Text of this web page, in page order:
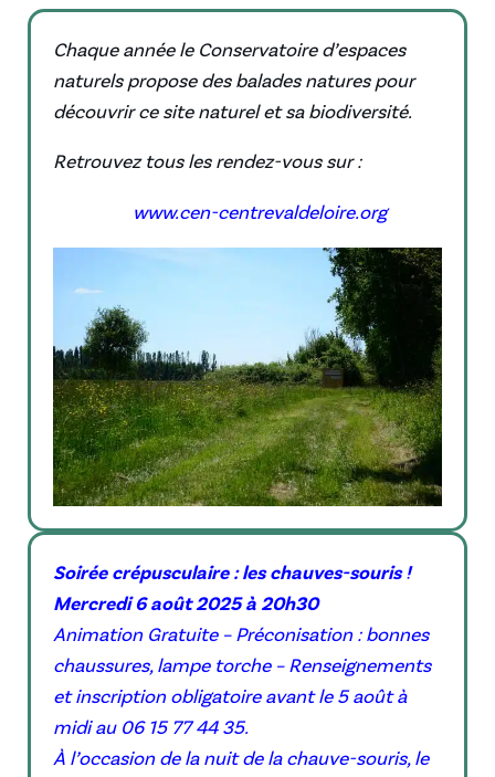
Chaque année le Conservatoire d’espaces
naturels propose des balades natures pour
découvrir ce site naturel et sa biodiversité.
Retrouvez tous les rendez-vous sur :
www.cen-centrevaldeloire.org
Soirée crépusculaire : les chauves-souris !
Mercredi 6 août 2025 à 20h30
Animation Gratuite – Préconisation : bonnes
chaussures, lampe torche – Renseignements
et inscription obligatoire avant le 5 août à
midi au 06 15 77 44 35.
À l’occasion de la nuit de la chauve-souris, le